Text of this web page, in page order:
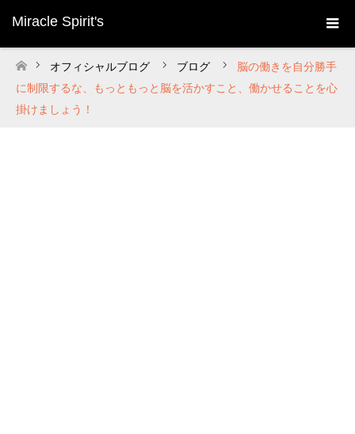
Miracle Spirit's
ホーム
オフィシャルブログ ブログ
脳の働きを自分勝手
に制限するな、もっともっと脳を活かすこと、働かせることを心
掛けましょう！